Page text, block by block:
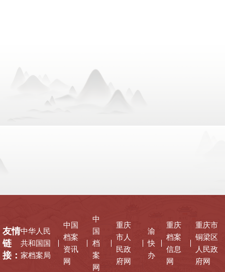
友情
链
接：
中华人民
共和国国
家档案局
中国
档案
资讯
网
中
国
档
案
网
重庆
市人
民政
府网
渝
快
办
重庆
档案
信息
网
重庆市
铜梁区
人民政
府网